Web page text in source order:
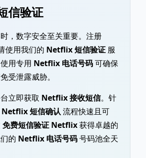
信验证
，数字安全至关重要。注册
使用我们的 Netflix 短信验证 服
用专用 Netflix 电话号码可确保
受泄露威胁。
立即获取 Netflix 接收短信。针
Netflix 短信确认 流程快速且可
免费短信验证 Netflix获得卓越的
的 Netflix 电话号码号码池全天